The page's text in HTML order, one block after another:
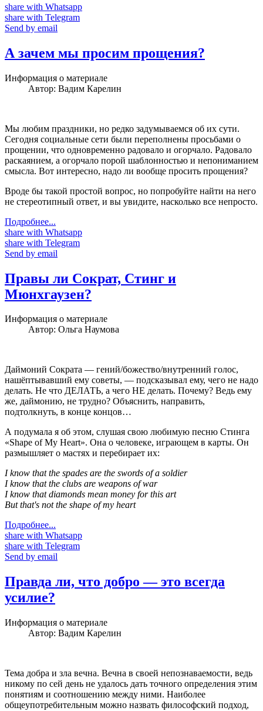
share with Whatsapp
share with Telegram
Send by email
А зачем мы просим прощения?
Информация о материале
Автор: Вадим Карелин
Мы любим праздники, но редко задумываемся об их сути.
Сегодня социальные сети были переполнены просьбами о
прощении, что одновременно радовало и огорчало. Радовало
раскаянием, а огорчало порой шаблонностью и непониманием
смысла. Вот интересно, надо ли вообще просить прощения?
Вроде бы такой простой вопрос, но попробуйте найти на него
не стереотипный ответ, и вы увидите, насколько все непросто.
Подробнее...
share with Whatsapp
share with Telegram
Send by email
Правы ли Сократ, Стинг и
Мюнхгаузен?
Информация о материале
Автор: Ольга Наумова
Даймоний Сократа — гений/божество/внутренний голос,
нашёптывавший ему советы, — подсказывал ему, чего не надо
делать. Не что ДЕЛАТЬ, а чего НЕ делать. Почему? Ведь ему
же, даймонию, не трудно? Объяснить, направить,
подтолкнуть, в конце концов…
А подумала я об этом, слушая свою любимую песню Стинга
«Shape of My Heart». Она о человеке, играющем в карты. Он
размышляет о мастях и перебирает их:
I know that the spades are the swords of a soldier
I know that the clubs are weapons of war
I know that diamonds mean money for this art
But that's not the shape of my heart
Подробнее...
share with Whatsapp
share with Telegram
Send by email
Правда ли, что добро — это всегда
усилие?
Информация о материале
Автор: Вадим Карелин
Тема добра и зла вечна. Вечна в своей непознаваемости, ведь
никому по сей день не удалось дать точного определения этим
понятиям и соотношению между ними. Наиболее
общеупотребительным можно назвать философский подход,